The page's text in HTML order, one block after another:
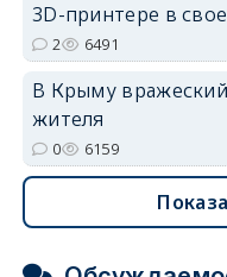
3D-принтере в
2 6491
В Крыму
жителя
0 6159